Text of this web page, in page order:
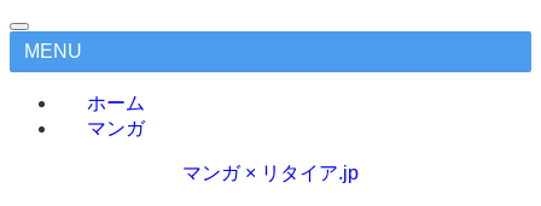
MENU
ホーム
マンガ
マンガ × リタイア.jp